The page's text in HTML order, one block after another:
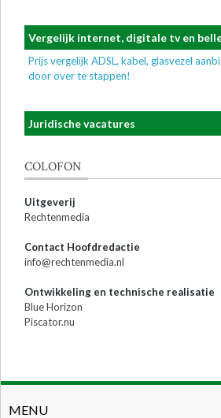
Vergelijk internet, digitale tv en
Prijs vergelijk ADSL, kabel, glasvezel
door over te stappen!
Juridische vacatures
COLOFON
Uitgeverij
Rechtenmedia
Contact Hoofdredactie
info@rechtenmedia.nl
Ontwikkeling en technische realisatie
Blue Horizon
Piscator.nu
MENU